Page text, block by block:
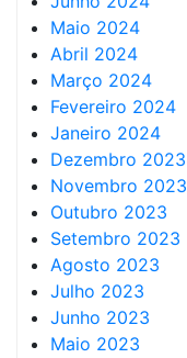
Maio 2024
Abril 2024
Março 2024
Fevereiro 2024
Janeiro 2024
Dezembro 2023
Novembro 2023
Outubro 2023
Setembro 2023
Agosto 2023
Julho 2023
Junho 2023
Maio 2023